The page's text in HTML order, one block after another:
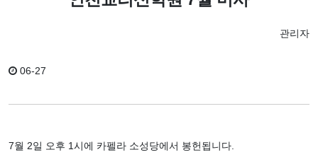
관리자
06-27
7월 2일 오후 1시에 카펠라 소성당에서 봉헌됩니다.